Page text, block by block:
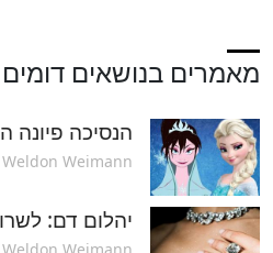
מאמרים בנושאים דומים
הנסיכה פיונה
Weldon Weimann
יהלום דם: